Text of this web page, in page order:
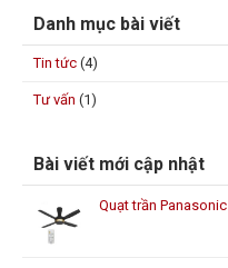
Danh mục bài viết
Tin tức (4)
Tư vấn (1)
Bài viết mới cập nhật
Quạt trần Panasonic